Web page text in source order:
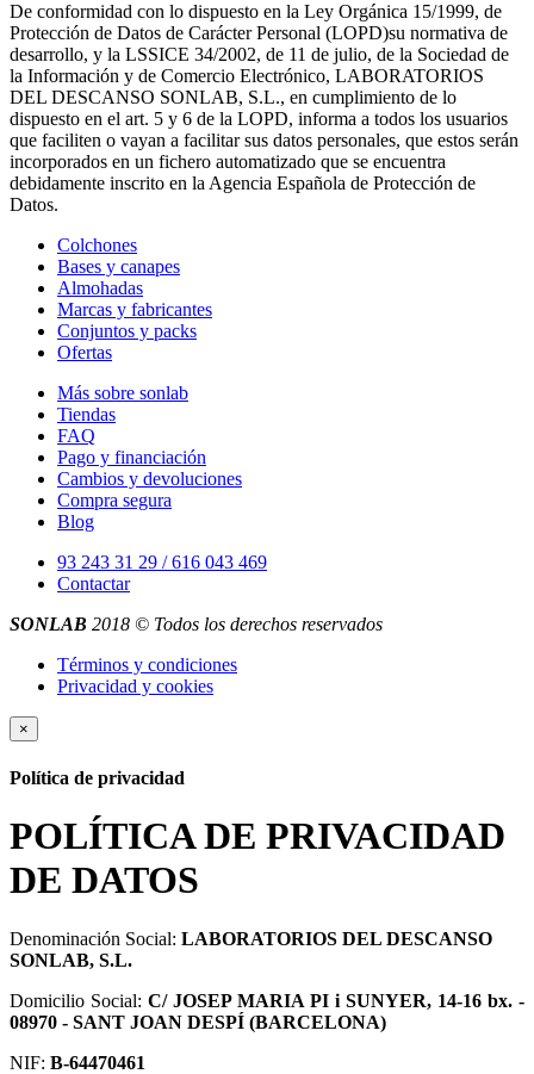
De conformidad con lo dispuesto en la Ley Orgánica 15/1999, de
Protección de Datos de Carácter Personal (LOPD)su normativa de
desarrollo, y la LSSICE 34/2002, de 11 de julio, de la Sociedad de
la Información y de Comercio Electrónico, LABORATORIOS
DEL DESCANSO SONLAB, S.L., en cumplimiento de lo
dispuesto en el art. 5 y 6 de la LOPD, informa a todos los usuarios
que faciliten o vayan a facilitar sus datos personales, que estos serán
incorporados en un fichero automatizado que se encuentra
debidamente inscrito en la Agencia Española de Protección de
Datos.
Colchones
Bases y canapes
Almohadas
Marcas y fabricantes
Conjuntos y packs
Ofertas
Más sobre sonlab
Tiendas
FAQ
Pago y financiación
Cambios y devoluciones
Compra segura
Blog
93 243 31 29 / 616 043 469
Contactar
SONLAB 2018 © Todos los derechos reservados
Términos y condiciones
Privacidad y cookies
×
Política de privacidad
POLÍTICA DE PRIVACIDAD
DE DATOS
Denominación Social: LABORATORIOS DEL DESCANSO
SONLAB, S.L.
Domicilio Social: C/ JOSEP MARIA PI i SUNYER, 14-16 bx. -
08970 - SANT JOAN DESPÍ (BARCELONA)
NIF: B-64470461